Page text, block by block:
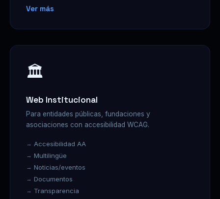
Ver más
🏛️
Web Institucional
Para entidades públicas, fundaciones y
asociaciones con accesibilidad WCAG.
Accesibilidad AA
Multilingüe
Noticias/eventos
Documentos
Transparencia